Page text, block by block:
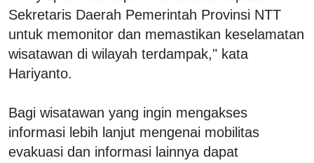
Sekretaris Daerah Pemerintah Provinsi NTT
untuk memonitor dan memastikan keselamatan
wisatawan di wilayah terdampak," kata
Hariyanto.
Bagi wisatawan yang ingin mengakses
informasi lebih lanjut mengenai mobilitas
evakuasi dan informasi lainnya dapat